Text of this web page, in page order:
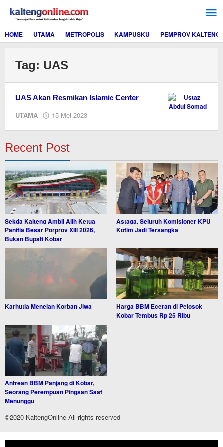
konten
HOME
UTAMA METROPOLIS KAMPUSKU PEMPROV KALTENG
Tag: UAS
UAS Akan Resmikan Islamic Center
UTAMA 15 Mei 2023
Recent Post
Sekda Kalteng Ambil Alih Ketua
Panitia Besar Porprov XIII 2026,
Bukan Bupati Kobar
Astaga, Seluruh Komisioner KPU
Kotim Jadi Tersangka
Karhutla Menelan Korban Jiwa
Harga BBM Eceran di Pelosok
Kobar Tembus Rp 25 Ribu
Antrean BBM Panjang di Kobar,
Seorang Perempuan Pingsan Saat
Menunggu
©2020 KaltengOnline All rights reserved